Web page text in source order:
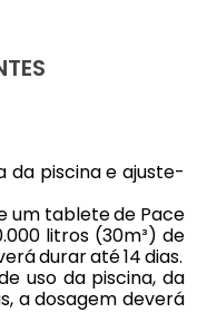
da piscina e ajuste-
um tablete de Pace
litros (30m³) de
durar até 14 dias.
uso da piscina, da
a dosagem deverá